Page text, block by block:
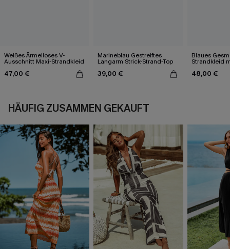
Weißes Ärmelloses V-
Ausschnitt Maxi-Strandkleid
47,00 €
Marineblau Gestreiftes
Langarm Strick-Strand-Top
39,00 €
Blaues
Strandkleid
48,00 €
HÄUFIG ZUSAMMEN GEKAUFT